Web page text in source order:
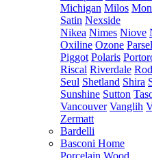
Michigan Milos Mon
Satin Nexside
Nikea Nimes Niove
Oxiline Ozone Parsel
Piggot Polaris
Riscal Riverdale
Seul Shetland Shira
Sunshine Sutton
Vancouver Vanglih
Zermatt
Bardelli
Basconi Home